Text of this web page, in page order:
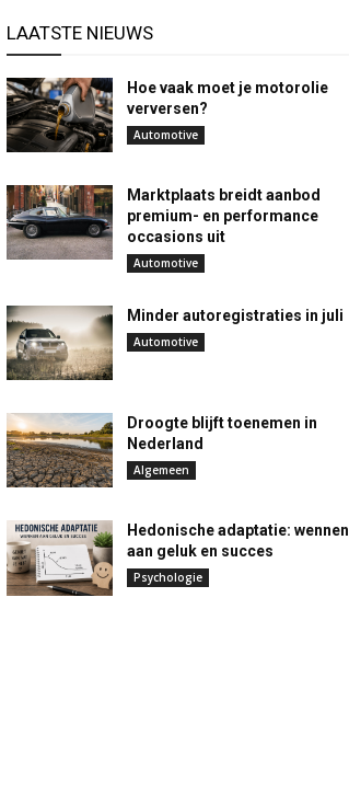
LAATSTE NIEUWS
Hoe vaak moet je motorolie
verversen?
Automotive
Marktplaats breidt aanbod
premium- en performance
occasions uit
Automotive
Minder autoregistraties in juli
Automotive
Droogte blijft toenemen in
Nederland
Algemeen
Hedonische adaptatie: wennen
aan geluk en succes
Psychologie